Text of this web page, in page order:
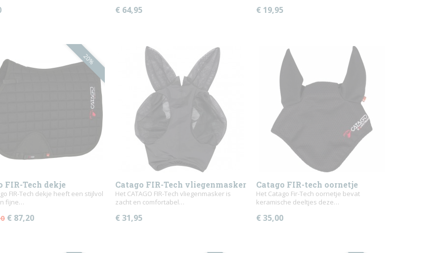
€ 64,95 € 19,95
20%
FIR-Tech dekje
FIR-Tech dekje heeft een stijlvol
fijne…
€ 87,20
Catago FIR-Tech vliegenmasker
Het CATAGO FIR-Tech vliegenmasker is
zacht en comfortabel…
€ 31,95
Catago FIR-tech oornetje
Het Catago Fir-Tech oornetje bevat
keramische deeltjes deze…
€ 35,00